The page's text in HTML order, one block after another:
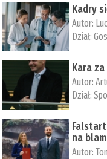
Kadry
Autor:
Dział:
Kara za
Autor:
Dział:
Falstart
na
Autor: